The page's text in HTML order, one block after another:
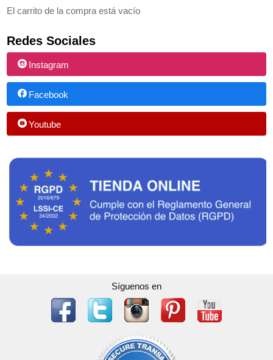
El carrito de la compra está vacío
Redes Sociales
Instagram
Facebook
Youtube
Síguenos en